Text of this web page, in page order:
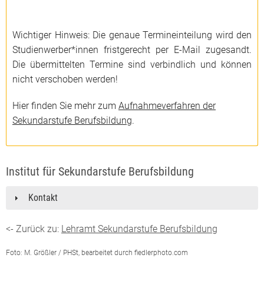
Wichtiger Hinweis: Die genaue Termineinteilung wird den
Studienwerber*innen fristgerecht per E-Mail zugesandt.
Die übermittelten Termine sind verbindlich und können
nicht verschoben werden!
Hier finden Sie mehr zum Aufnahmeverfahren der
Sekundarstufe Berufsbildung.
Institut für Sekundarstufe Berufsbildung
Kontakt
<- Zurück zu: Lehramt Sekundarstufe Berufsbildung
Foto: M. Größler / PHSt, bearbeitet durch fiedlerphoto.com